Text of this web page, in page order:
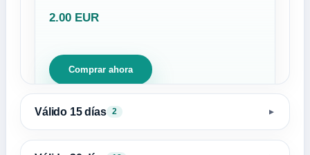
2.00 EUR
Comprar ahora
Válido 15 días 2 ▼